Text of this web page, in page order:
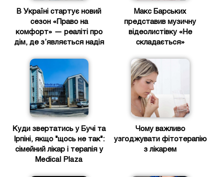
В Україні стартує новий
сезон «Право на
комфорт» — реаліті про
дім, де з’являється надія
Макс Барських
представив музичну
відеолистівку «Не
складається»
Куди звертатись у Бучі та
Ірпіні, якщо "щось не так":
сімейний лікар і терапія у
Medical Plaza
Чому важливо
узгоджувати фітотерапію
з лікарем